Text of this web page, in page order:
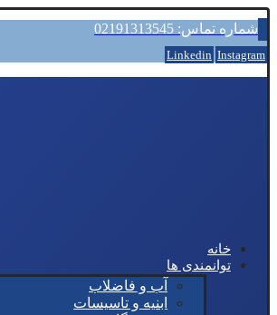
شماره تماس: 02191313545
Linkedin Instagram
خانه
توانمندی ها
آب و فاضلاب
ابنیه و تاسیسات